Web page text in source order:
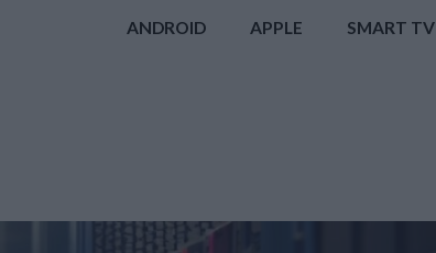
ANDROID APPLE SMART TV